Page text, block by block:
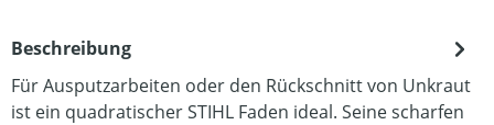
Beschreibung
Für Ausputzarbeiten oder den Rückschnitt von Unkraut
ist ein quadratischer STIHL Faden ideal. Seine scharfen